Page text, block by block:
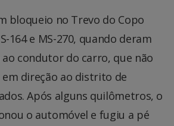
bloqueio no Trevo do Copo
164 e MS-270, quando deram
condutor do carro, que não
direção ao distrito de
Após alguns quilômetros, o
o automóvel e fugiu a pé